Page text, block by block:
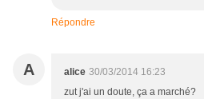
Répondre
A alice 30/03/2014 16:23
zut j'ai un doute, ça a marché?